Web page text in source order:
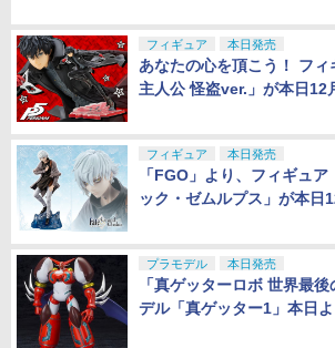
フィギュア 本日発売
あなたの心を頂こう！ フ
主人公 怪盗ver.」が本日12
フィギュア 本日発売
「FGO」より、フィギュ
ック・ゼムルプス」が本日
プラモデル 本日発売
「真ゲッターロボ 世界最
デル「真ゲッター1」本日